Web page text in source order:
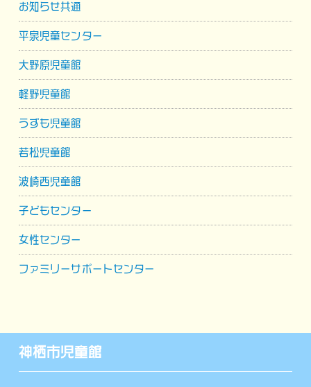
お知らせ共通
平泉児童センター
大野原児童館
軽野児童館
うずも児童館
若松児童館
波崎西児童館
子どもセンター
女性センター
ファミリーサポートセンター
神栖市児童館